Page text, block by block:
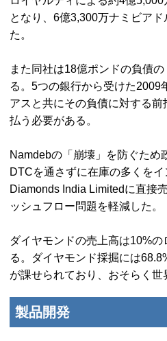
となり、6億3,300万ナミビア
た。
また同社は18億ポンドの負債
る。5つの銀行から受けた2009
アスと共にその負債に対する
払う必要がある。
Namdebの「崩壊」を防ぐため
DTCを通さずに在庫の多くを
Diamonds India Limitedに直接
ッシュフロー問題を軽減した。
ダイヤモンドの売上高は10%
る。ダイヤモンド採掘には
が課せられており、おそらく世
製品開発